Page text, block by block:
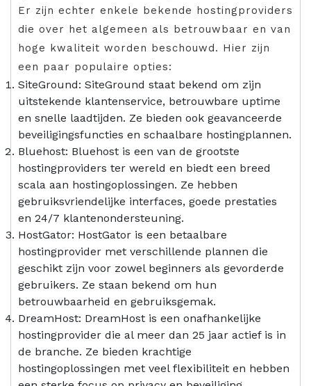
Er zijn echter enkele bekende hostingproviders
die over het algemeen als betrouwbaar en van
hoge kwaliteit worden beschouwd. Hier zijn
een paar populaire opties:
SiteGround: SiteGround staat bekend om zijn
uitstekende klantenservice, betrouwbare uptime
en snelle laadtijden. Ze bieden ook geavanceerde
beveiligingsfuncties en schaalbare hostingplannen.
Bluehost: Bluehost is een van de grootste
hostingproviders ter wereld en biedt een breed
scala aan hostingoplossingen. Ze hebben
gebruiksvriendelijke interfaces, goede prestaties
en 24/7 klantenondersteuning.
HostGator: HostGator is een betaalbare
hostingprovider met verschillende plannen die
geschikt zijn voor zowel beginners als gevorderde
gebruikers. Ze staan bekend om hun
betrouwbaarheid en gebruiksgemak.
DreamHost: DreamHost is een onafhankelijke
hostingprovider die al meer dan 25 jaar actief is in
de branche. Ze bieden krachtige
hostingoplossingen met veel flexibiliteit en hebben